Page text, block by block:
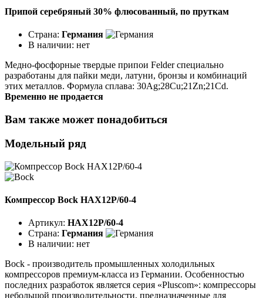
Припой серебряный 30% флюсованный, по пруткам
Страна: Германия
В наличии: нет
Медно-фосфорные твердые припои Felder специально
разработаны для пайки меди, латуни, бронзы и комбинаций
этих металлов. Формула сплава: 30Ag;28Cu;21Zn;21Cd.
Временно не продается
Вам также может понадобиться
Модельный ряд
Компрессор Bock HAX12P/60-4
Артикул: HAX12P/60-4
Страна: Германия
В наличии: нет
Bock - производитель промышленных холодильных
компрессоров премиум-класса из Германии. Особенностью
последних разработок является серия «Pluscom»: компрессоры
небольшой производительности, предназначенные для